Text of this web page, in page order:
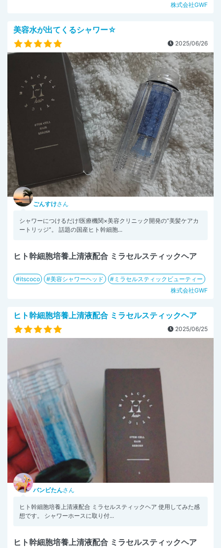
株式会社GWF
美容水が出てくるシャワー☆
2025/06/26
ごんすけさん
シャワーにつけるだけ!医療機関×美容クリニック開発の“美髪ケアカ
ートリッジ”。 話題の国産ヒト幹細胞...
ヒト幹細胞培養上清液配合 ミラセルスティックヘア
itscoco 美容シャワーヘッド
ミラセルスティックビューティー
株式会社GWF
ヒト幹細胞培養上清液配合 ミラセルスティックヘア
2025/06/25
バンビたんさん
ヒト幹細胞培養上清液配合 ミラセルスティックヘア 使用してみた感
想です。 シャワーホースに取り付...
ヒト幹細胞培養上清液配合 ミラセルスティックヘア